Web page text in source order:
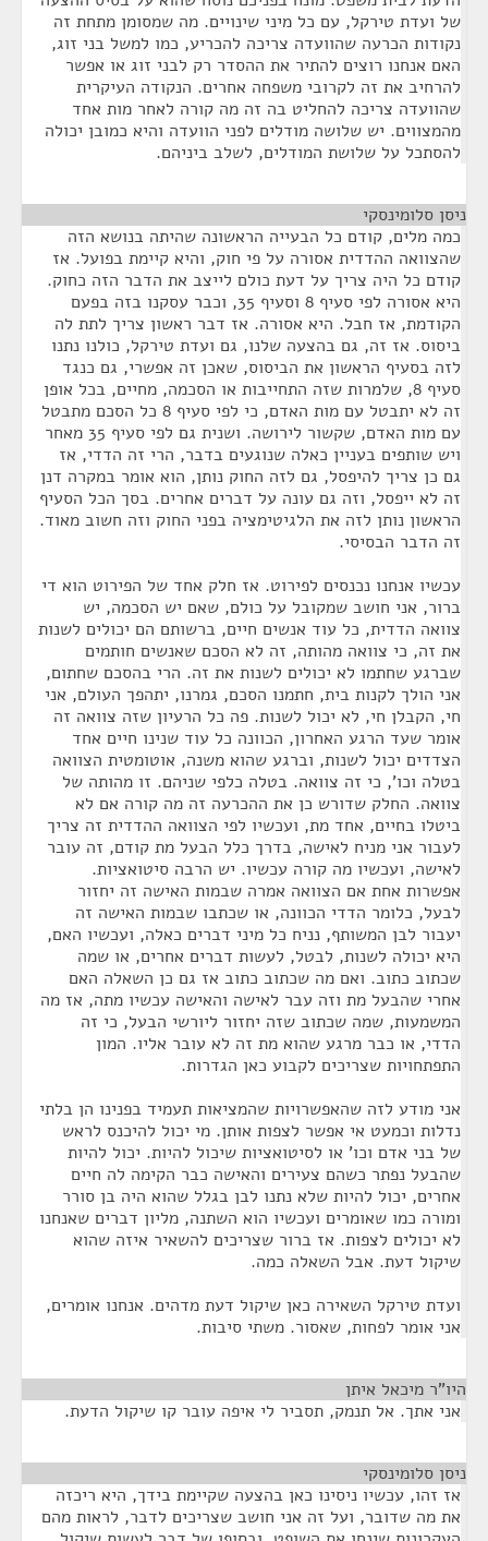
של ועדת טירקל, עם כל מיני שינויים. מה שמסומן מתחת זה
נקודות הכרעה שהוועדה צריכה להכריע, כמו למשל בני זוג,
האם אנחנו רוצים להתיר את ההסדר רק לבני זוג או אפשר
להרחיב את זה לקרובי משפחה אחרים. הנקודה העיקרית
שהוועדה צריכה להחליט בה זה מה קורה לאחר מות אחד
מהמצווים. יש שלושה מודלים לפני הוועדה והיא כמובן יכולה
להסתכל על שלושת המודלים, לשלב ביניהם.
ניסן סלומינסקי
כמה מלים, קודם כל הבעייה הראשונה שהיתה בנושא הזה
שהצוואה ההדדית אסורה על פי חוק, והיא קיימת בפועל. אז
קודם כל היה צריך על דעת כולם לייצב את הדבר הזה כחוק.
היא אסורה לפי סעיף 8 וסעיף 35, וכבר עסקנו בזה בפעם
הקודמת, אז חבל. היא אסורה. אז דבר ראשון צריך לתת לה
ביסוס. אז זה, גם בהצעה שלנו, גם ועדת טירקל, כולנו נתנו
לזה בסעיף הראשון את הביסוס, שאכן זה אפשרי, גם כנגד
סעיף 8, שלמרות שזה התחייבות או הסכמה, מחיים, בכל אופן
זה לא יתבטל עם מות האדם, כי לפי סעיף 8 כל הסכם מתבטל
עם מות האדם, שקשור לירושה. ושנית גם לפי סעיף 35 מאחר
ויש שותפים בעניין כאלה שנוגעים בדבר, הרי זה הדדי, אז
גם כן צריך להיפסל, גם לזה החוק נותן, הוא אומר במקרה דנן
זה לא ייפסל, וזה גם עונה על דברים אחרים. בסך הכל הסעיף
הראשון נותן לזה את הלגיטימציה בפני החוק וזה חשוב מאוד.
זה הדבר הבסיסי.
עכשיו אנחנו נכנסים לפירוט. אז חלק אחד של הפירוט הוא די
ברור, אני חושב שמקובל על כולם, שאם יש הסכמה, יש
צוואה הדדית, כל עוד אנשים חיים, ברשותם הם יכולים לשנות
את זה, כי צוואה מהותה, זה לא הסכם שאנשים חותמים
שברגע שחתמו לא יכולים לשנות את זה. הרי בהסכם שחתום,
אני הולך לקנות בית, חתמנו הסכם, גמרנו, יתהפך העולם, אני
חי, הקבלן חי, לא יכול לשנות. פה כל הרעיון שזה צוואה זה
אומר שעד הרגע האחרון, הכוונה כל עוד שנינו חיים אחד
הצדדים יכול לשנות, וברגע שהוא משנה, אוטומטית הצוואה
בטלה וכו', כי זה צוואה. בטלה כלפי שניהם. זו מהותה של
צוואה. החלק שדורש כן את ההכרעה זה מה קורה אם לא
ביטלו בחיים, אחד מת, ועכשיו לפי הצוואה ההדדית זה צריך
לעבור אני מניח לאישה, בדרך כלל הבעל מת קודם, זה עובר
לאישה, ועכשיו מה קורה עכשיו. יש הרבה סיטואציות.
אפשרות אחת אם הצוואה אמרה שבמות האישה זה יחזור
לבעל, כלומר הדדי הכוונה, או שכתבו שבמות האישה זה
יעבור לבן המשותף, נניח כל מיני דברים כאלה, ועכשיו האם,
היא יכולה לשנות, לבטל, לעשות דברים אחרים, או שמה
שכתוב כתוב. ואם מה שכתוב כתוב אז גם כן השאלה האם
אחרי שהבעל מת וזה עבר לאישה והאישה עכשיו מתה, אז מה
המשמעות, שמה שכתוב שזה יחזור ליורשי הבעל, כי זה
הדדי, או כבר מרגע שהוא מת זה לא עובר אליו. המון
התפתחויות שצריכים לקבוע כאן הגדרות.
אני מודע לזה שהאפשרויות שהמציאות תעמיד בפנינו הן בלתי
נדלות וכמעט אי אפשר לצפות אותן. מי יכול להיכנס לראש
של בני אדם וכו' או לסיטואציות שיכול להיות. יכול להיות
שהבעל נפתר כשהם צעירים והאישה כבר הקימה לה חיים
אחרים, יכול להיות שלא נתנו לבן בגלל שהוא היה בן סורר
ומורה כמו שאומרים ועכשיו הוא השתנה, מליון דברים שאנחנו
לא יכולים לצפות. אז ברור שצריכים להשאיר איזה שהוא
שיקול דעת. אבל השאלה כמה.
ועדת טירקל השאירה כאן שיקול דעת מדהים. אנחנו אומרים,
אני אומר לפחות, שאסור. משתי סיבות.
היו"ר מיכאל איתן
אני אתך. אל תנמק, תסביר לי איפה עובר קו שיקול הדעת.
ניסן סלומינסקי
אז זהו, עכשיו ניסינו כאן בהצעה שקיימת בידך, היא ריכזה
את מה שדובר, ועל זה אני חושב שצריכים לדבר, לראות מהם